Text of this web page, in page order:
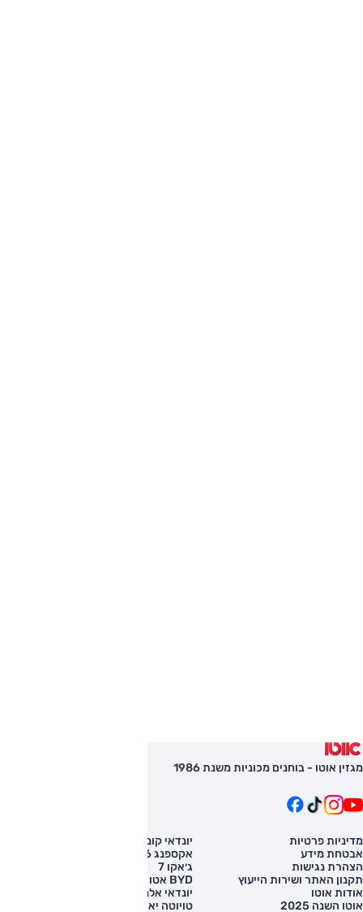
מגזין אוטו - בוחנים מכוניות משנת 1986
מדיניות פרטיות
אבטחת מידע
הצהרת נגישות
תקנון האתר ושירות הייעוץ
אודות אוטו
אוטו השנה 2025
יונדאי קונה
אקספנג G6
ג׳אקו 7
BYD אטו 3
יונדאי אלנטרה
טויוטה יאריס קרוס